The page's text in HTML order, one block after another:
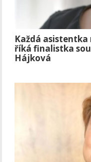
Každá
říká finalistka
Hájková